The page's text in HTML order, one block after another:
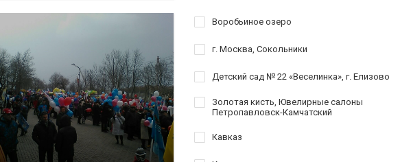
Воробьиное озеро
г. Москва, Сокольники
Детский сад № 22 «Веселинка», г. Елизово
Золотая кисть, Ювелирные салоны
Петропавловск-Камчатский
Кавказ